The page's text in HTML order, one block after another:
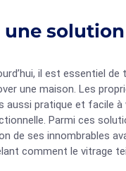
une
il est essentiel
une maison. Les
aussi pratique et facile à
Parmi ces
de ses innombrables
comment le vitrage